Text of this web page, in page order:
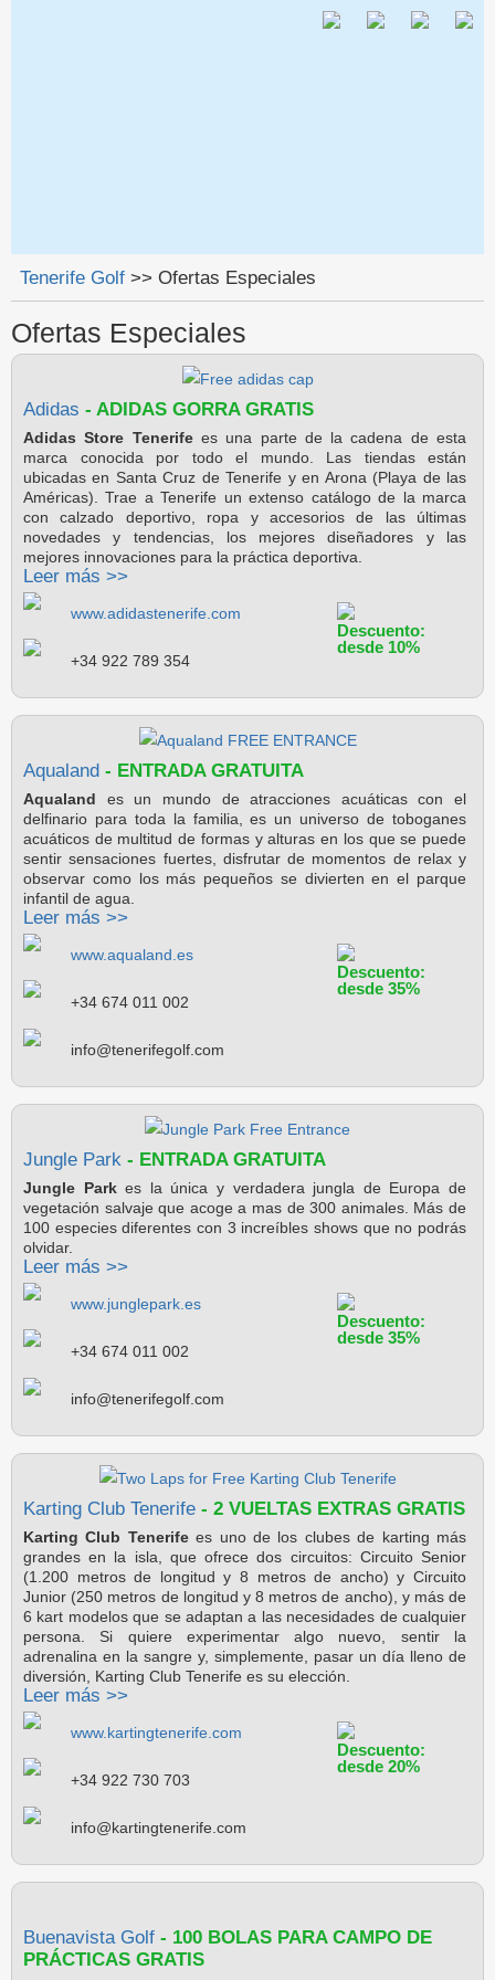
Se encuentra usted aquí
Tenerife Golf >>Ofertas Especiales
Ofertas Especiales
Adidas - ADIDAS GORRA GRATIS
Adidas Store Tenerifees una parte de la cadena de esta
marca conocida por todo el mundo. Las tiendas están
ubicadas en Santa Cruz de Tenerife y en Arona (Playa de las
Américas). Trae a Tenerife un extenso catálogo de la marca
con calzado deportivo, ropa y accesorios de las últimas
novedades y tendencias, los mejores diseñadores y las
mejores innovaciones para la práctica deportiva.
Leer más >>
www.adidastenerife.com
+34 922 789 354
Descuento:
desde 10%
Aqualand - ENTRADA GRATUITA
Aqualand es un mundo de atracciones acuáticas con el
delfinario para toda la familia, es un universo de toboganes
acuáticos de multitud de formas y alturas en los que se puede
sentir sensaciones fuertes, disfrutar de momentos de relax y
observar como los más pequeños se divierten en el parque
infantil de agua.
Leer más >>
www.aqualand.es
+34 674 011 002
info@tenerifegolf.com
Descuento:
desde 35%
Jungle Park - ENTRADA GRATUITA
Jungle Parkes la única y verdadera jungla de Europa de
vegetación salvaje que acoge a mas de 300 animales. Más de
100 especies diferentes con 3 increíbles shows que no podrás
olvidar.
Leer más >>
www.junglepark.es
+34 674 011 002
info@tenerifegolf.com
Descuento:
desde 35%
Karting Club Tenerife - 2 VUELTAS EXTRAS GRATIS
Karting Club Tenerifees uno de los clubes de karting más
grandes en la isla, que ofrece dos circuitos: Circuito Senior
(1.200 metros de longitud y 8 metros de ancho) y Circuito
Junior (250 metros de longitud y 8 metros de ancho), y más de
6 kart modelos que se adaptan a las necesidades de cualquier
persona. Si quiere experimentar algo nuevo, sentir la
adrenalina en la sangre y, simplemente, pasar un día lleno de
diversión, Karting Club Tenerife es su elección.
Leer más >>
www.kartingtenerife.com
+34 922 730 703
info@kartingtenerife.com
Descuento:
desde 20%
Buenavista Golf - 100 BOLAS PARA CAMPO DE
PRÁCTICAS GRATIS